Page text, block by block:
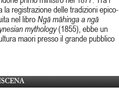
registrazione delle tradizioni epico-
nel libro Ngā māhinga a ngā
mythology(1855), ebbe un
maori presso il grande pubblico